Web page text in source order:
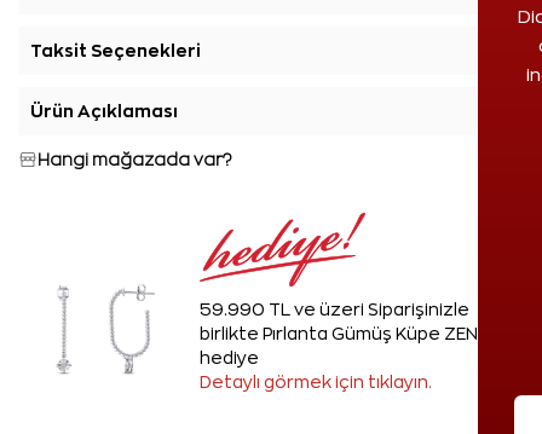
Taksit Seçenekleri
Ürün Açıklaması
Hangi mağazada var?
59.990 TL ve üzeri Siparişinizle
birlikte Pırlanta Gümüş Küpe ZEN'den
hediye
Detaylı görmek için tıklayın.